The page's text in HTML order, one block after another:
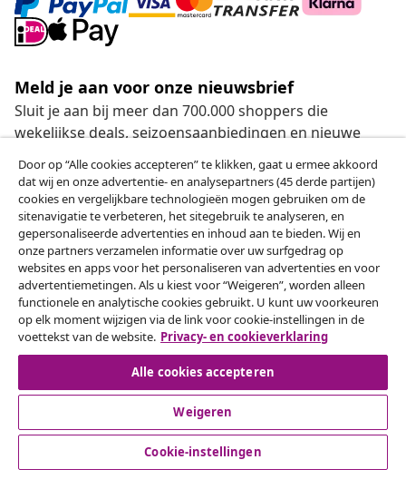
Meld je aan voor onze nieuwsbrief
Sluit je aan bij meer dan 700.000 shoppers die
wekelijkse deals, seizoensaanbiedingen en nieuwe
Onze sociale media
Herroeping van de overeenkomst
Een annulering voor je bestelling indienen
Herroeping van de overeenkomst
Klantenservice
Door op “Alle cookies accepteren” te klikken, gaat u ermee akkoord
dat wij en onze advertentie- en analysepartners (45 derde partijen)
cookies en vergelijkbare technologieën mogen gebruiken om de
sitenavigatie te verbeteren, het sitegebruik te analyseren, en
gepersonaliseerde advertenties en inhoud aan te bieden. Wij en
onze partners verzamelen informatie over uw surfgedrag op
websites en apps voor het personaliseren van advertenties en voor
advertentiemetingen. Als u kiest voor “Weigeren”, worden alleen
functionele en analytische cookies gebruikt. U kunt uw voorkeuren
op elk moment wijzigen via de link voor cookie-instellingen in de
voettekst van de website. Privacy- en cookieverklaring
Alle cookies accepteren
Weigeren
Cookie-instellingen